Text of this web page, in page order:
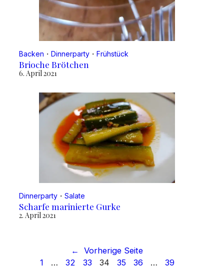
Backen ・ Dinnerparty ・ Frühstück
Brioche Brötchen
6. April 2021
Dinnerparty ・ Salate
Scharfe marinierte Gurke
2. April 2021
←
Vorherige Seite
1
… 32 33 34 35 36 …
39